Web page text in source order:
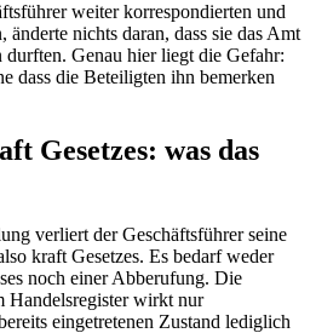
weiter korrespondierten und
nichts daran, dass sie das Amt
Genau hier liegt die Gefahr:
dass die Beteiligten ihn bemerken
Gesetzes: was das
verliert der Geschäftsführer seine
kraft Gesetzes. Es bedarf weder
noch einer Abberufung. Die
Handelsregister wirkt nur
eingetretenen Zustand lediglich